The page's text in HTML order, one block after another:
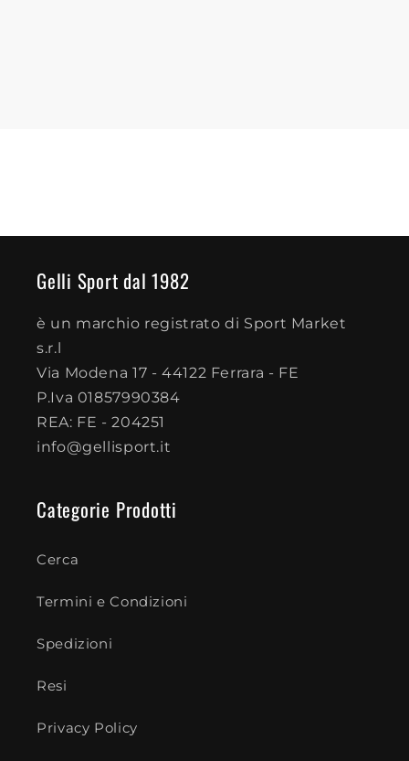
Gelli Sport dal 1982
è un marchio registrato di Sport Market
s.r.l
Via Modena 17 - 44122 Ferrara - FE
P.Iva 01857990384
REA: FE - 204251
info@gellisport.it
Categorie Prodotti
Cerca
Termini e Condizioni
Spedizioni
Resi
Privacy Policy